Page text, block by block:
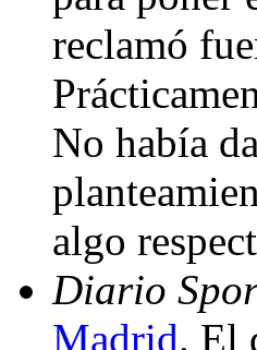
reclamó
No había
algo
Diario
Madrid. El